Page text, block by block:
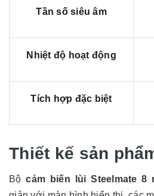
Tần số siêu âm
Nhiệt độ hoạt động
Tích hợp đặc biệt
Thiết kế sản
Bộcảm biến lùi Steelmate 8